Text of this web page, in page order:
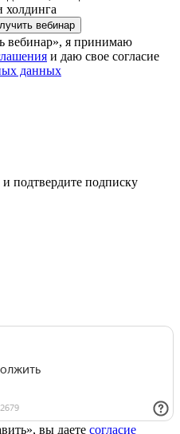
холдинга
вебинар
вебинар», я принимаю
и даю свое согласие
данных
подтвердите подписку
вы даете согласие